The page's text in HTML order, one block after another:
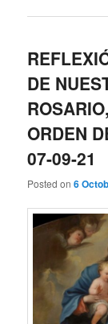
DE
ORDEN
07-09-21
Posted on6